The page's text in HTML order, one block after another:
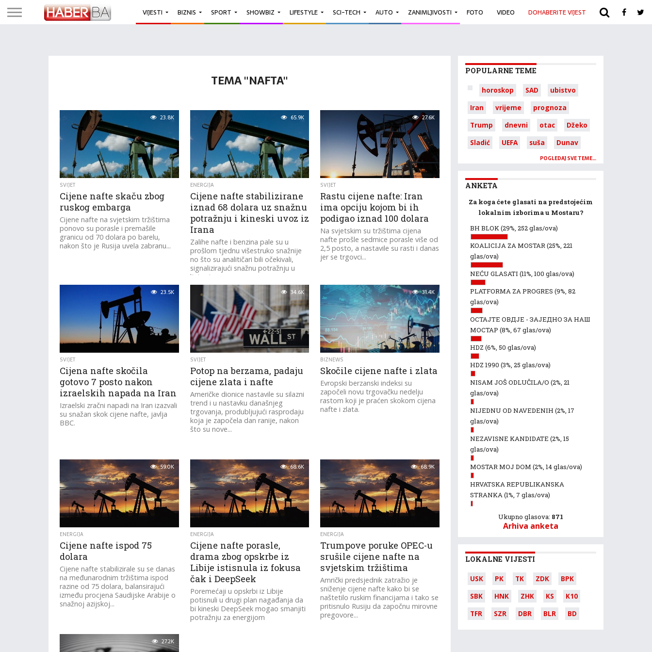
VIJESTI BIZNIS SPORT SHOWBIZ LIFESTYLE SCI-TECH AUTO ZANIMLJIVOSTI FOTO VIDEO DOHABERITE VIJEST ARHIVA
TEMA "NAFTA"
23.8K
SVIJET
Cijene nafte skaču zbog
ruskog embarga
Cijene nafte na svjetskim tržištima
ponovo su porasle i premašile
granicu od 70 dolara po barelu,
nakon što je Rusija uvela zabranu...
65.9K
ENERGIJA
Cijene nafte stabilizirane
iznad 68 dolara uz snažnu
potražnju i kineski uvoz iz
Irana
Zalihe nafte i benzina pale su u
prošlom tjednu višestruko snažnije
no što su analitičari bili očekivali,
signalizirajući snažnu potražnju u
ljetnoj...
27.6K
SVIJET
Rastu cijene nafte: Iran
ima opciju kojom bi ih
podigao iznad 100 dolara
Na svjetskim su tržištima cijena
nafte prošle sedmice porasle više od
2,5 posto, a nastavile su rasti i danas
jer se trgovci...
23.5K
SVIJET
Cijena nafte skočila
gotovo 7 posto nakon
izraelskih napada na Iran
Izraelski zračni napadi na Iran izazvali
su snažan skok cijene nafte, javlja
BBC.
34.6K
SVIJET
Potop na berzama, padaju
cijene zlata i nafte
Američke dionice nastavile su silazni
trend i u nastavku današnjeg
trgovanja, produbljujući rasprodaju
koja je započela dan ranije, nakon
što su nove...
31.4K
BIZNEWS
Skočile cijene nafte i zlata
Evropski berzanski indeksi su
započeli novu trgovačku nedelju
rastom koji je praćen skokom cijena
nafte i zlata.
59.0K
ENERGIJA
Cijene nafte ispod 75
dolara
Cijene nafte stabilizirale su se danas
na međunarodnim tržištima ispod
razine od 75 dolara, balansirajući
između procjena Saudijske Arabije o
snažnoj azijskoj...
68.6K
ENERGIJA
Cijene nafte porasle,
drama zbog opskrbe iz
Libije istisnula iz fokusa
čak i DeepSeek
Poremećaji u opskrbi iz Libije
potisnuli u drugi plan nagađanja da
bi kineski DeepSeek mogao smanjiti
potražnju za energijom
68.9K
ENERGIJA
Trumpove poruke OPEC-u
srušile cijene nafte na
svjetskim tržištima
Amrički predsjednik zatražio je
sniženje cijene nafte kako bi se
naštetilo ruskim financijama i tako se
pritisnulo Rusiju da započnu mirovne
pregovore...
27.2K
POPULARNE TEME
horoskop SAD
ubistvo
Iran
vrijeme
prognoza
Trump
dnevni otac
Džeko
Sladić
UEFA suša Dunav
POGLEDAJ SVE TEME…
ANKETA
Za koga ćete glasati na predstojećim
lokalnim izborima u Mostaru?
BH BLOK(29%, 252 glas/ova)
KOALICIJA ZA MOSTAR(25%, 221
glas/ova)
NEĆU GLASATI (11%, 100 glas/ova)
PLATFORMA ZA PROGRES (9%, 82
glas/ova)
ОСТАЈТЕ ОВДЈЕ - ЗАЈЕДНО ЗА НАШ
МОСТАР (8%, 67 glas/ova)
HDZ (6%, 50 glas/ova)
HDZ 1990 (3%, 25 glas/ova)
NISAM JOŠ ODLUČILA/O (2%, 21
glas/ova)
NIJEDNU OD NAVEDENIH (2%, 17
glas/ova)
NEZAVISNE KANDIDATE (2%, 15
glas/ova)
MOSTAR MOJ DOM (2%, 14 glas/ova)
HRVATSKA REPUBLIKANSKA
STRANKA(1%, 7 glas/ova)
Ukupno glasova: 871
Arhiva anketa
LOKALNE VIJESTI
USK PK TK ZDK
BPK
SBK
HNK ZHK KS
K10
TFR
SZR DBR BLR BD